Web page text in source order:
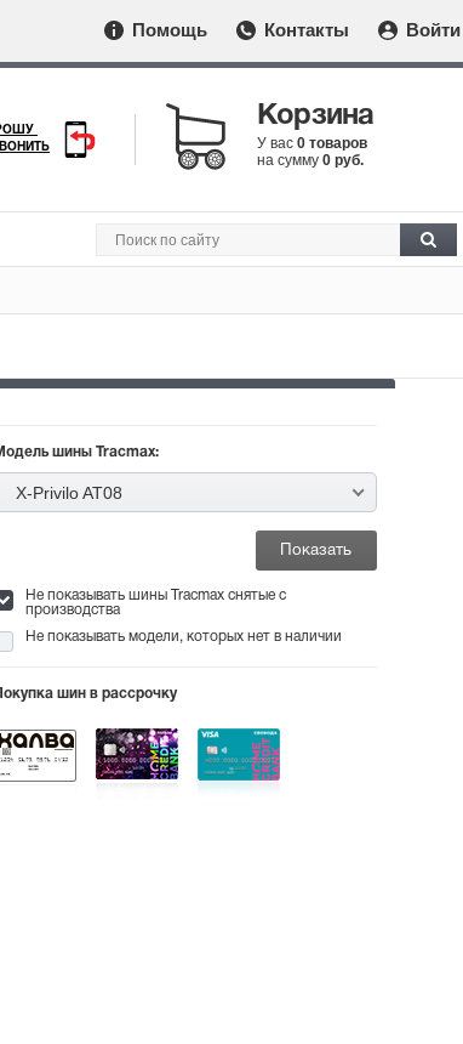
Помощь Контакты Войти
Корзина
У вас 0 товаров
на сумму 0 руб.
шины Tracmax:
X-Privilo AT08
Не показывать шины Tracmax снятые с
производства
Не показывать модели, которых нет в наличии
шин в рассрочку